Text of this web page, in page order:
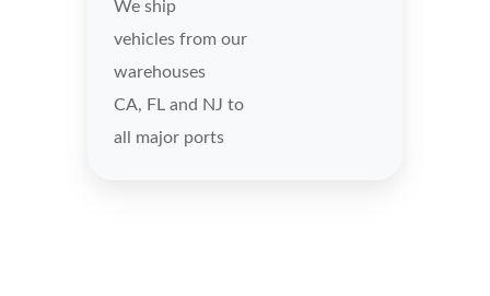
We ship
vehicles from our
warehouses
CA, FL and NJ to
all major ports